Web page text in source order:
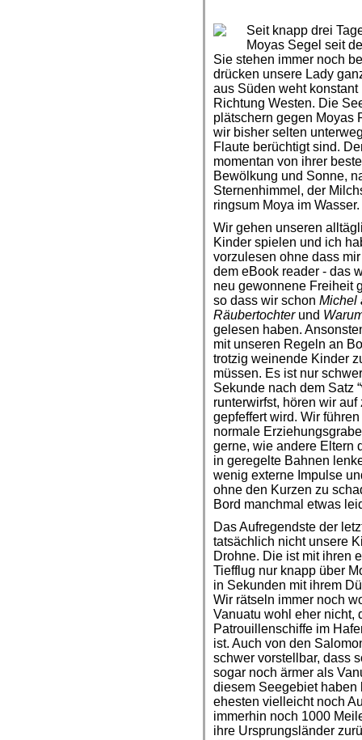
Seit knapp drei
Moyas Segel seit
Sie stehen immer noch
drücken unsere Lady
aus Süden weht
Richtung Westen. Die
plätschern gegen Moyas
wir bisher selten
Flaute berüchtigt sind.
momentan von ihrer
Bewölkung und Sonne,
Sternenhimmel, der
ringsum Moya im Wasser.
Wir gehen unseren
Kinder spielen und ich
vorzulesen ohne dass
dem eBook reader - das
neu gewonnene Freiheit
so dass wir schon Michel
Räubertochterund
gelesen haben.
mit unseren Regeln an
trotzig weinende Kinder
müssen. Es ist nur
Sekunde nach dem Satz
runterwirfst, hören wir
gepfeffert wird. Wir
normale
gerne, wie andere Eltern
in geregelte Bahnen
wenig externe Impulse
ohne den Kurzen zu
Bord manchmal etwas
Das Aufregendste der
tatsächlich nicht unsere
Drohne. Die ist mit ihren
Tiefflug nur knapp über
in Sekunden mit ihrem
Wir rätseln immer noch
Vanuatu wohl eher nicht,
Patrouillenschiffe im
ist. Auch von den
schwer vorstellbar, dass
sogar noch ärmer als
diesem Seegebiet haben
ehesten vielleicht noch
immerhin noch 1000
ihre Ursprungsländer